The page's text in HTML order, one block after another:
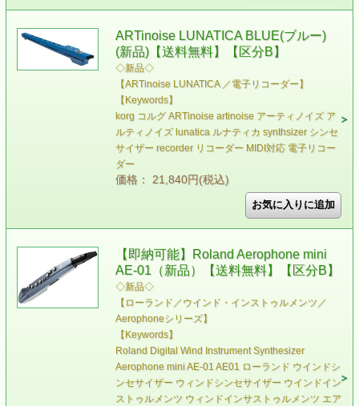
ARTinoise LUNATICA BLUE(ブルー)
(新品)【送料無料】【区分B】
◇新品◇
【ARTinoise LUNATICA ／電子リコーダー】
【Keywords】
korg コルグ ARTinoise artinoise アーティノイズ ア
ルティノイズ lunatica ルナティカ synthsizer シンセ
サイザー recorder リコーダー MIDI対応 電子リコー
ダー
価格： 21,840円(税込)
【即納可能】Roland Aerophone mini
AE-01（新品）【送料無料】【区分B】
◇新品◇
【ローランド／ウインド・インストゥルメンツ／
Aerophoneシリーズ】
【Keywords】
Roland Digital Wind Instrument Synthesizer
Aerophone mini AE-01 AE01 ローランド ウインドシ
ンセサイザー ウィンドシンセサイザー ウインドイン
ストゥルメンツ ウィンドインサストゥルメンツ エア